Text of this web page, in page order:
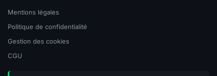
Mentions légales
Politique de confidentialité
Gestion des cookies
CGU